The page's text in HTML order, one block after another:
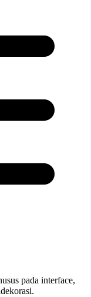
pada interface,